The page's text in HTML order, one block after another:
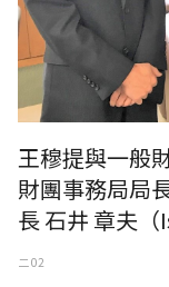
王穆提與一般
財團事務局局
長 石井 章夫（
二 02